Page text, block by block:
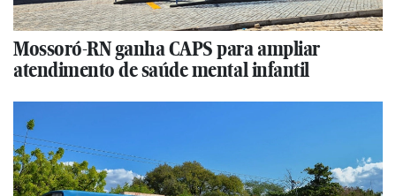
Mossoró-RN ganha CAPS para ampliar
atendimento de saúde mental infantil